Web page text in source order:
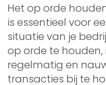
Het op orde
is essentieel voor
situatie van je
op orde te
regelmatig en
transacties bij te